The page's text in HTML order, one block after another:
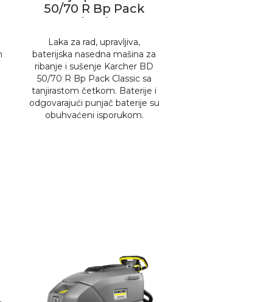
50/70 R Bp Pack
Classic
Laka za rad, upravljiva,
baterijska nasedna mašina za
ribanje i sušenje Karcher BD
50/70 R Bp Pack Classic sa
tanjirastom četkom. Baterije i
odgovarajući punjač baterije su
obuhvaćeni isporukom.